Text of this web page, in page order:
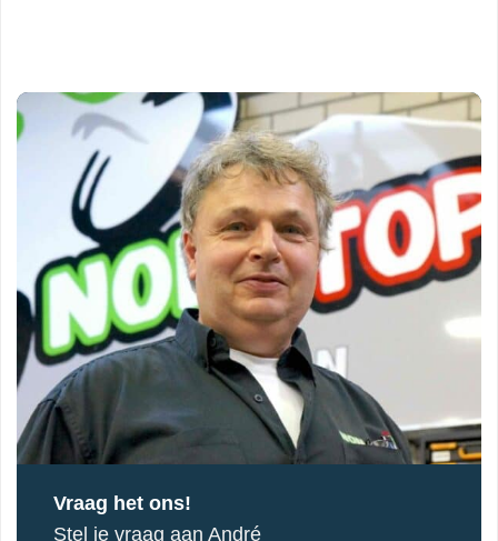
Vraag het ons!
Stel je vraag aan André